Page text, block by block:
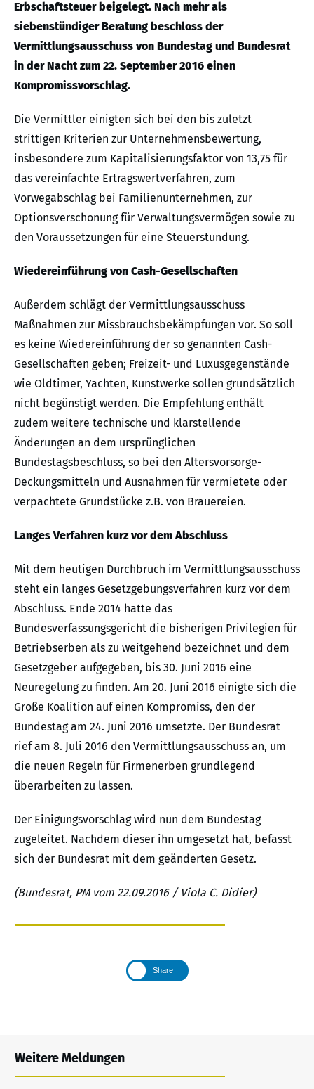
Erbschaftsteuer beigelegt. Nach mehr als
siebenstündiger Beratung beschloss der
Vermittlungsausschuss von Bundestag und Bundesrat
in der Nacht zum 22. September 2016 einen
Kompromissvorschlag.
Die Vermittler einigten sich bei den bis zuletzt
strittigen Kriterien zur Unternehmensbewertung,
insbesondere zum Kapitalisierungsfaktor von 13,75 für
das vereinfachte Ertragswertverfahren, zum
Vorwegabschlag bei Familienunternehmen, zur
Optionsverschonung für Verwaltungsvermögen sowie zu
den Voraussetzungen für eine Steuerstundung.
Wiedereinführung von Cash-Gesellschaften
Außerdem schlägt der Vermittlungsausschuss
Maßnahmen zur Missbrauchsbekämpfungen vor. So soll
es keine Wiedereinführung der so genannten Cash-
Gesellschaften geben; Freizeit- und Luxusgegenstände
wie Oldtimer, Yachten, Kunstwerke sollen grundsätzlich
nicht begünstigt werden. Die Empfehlung enthält
zudem weitere technische und klarstellende
Änderungen an dem ursprünglichen
Bundestagsbeschluss, so bei den Altersvorsorge-
Deckungsmitteln und Ausnahmen für vermietete oder
verpachtete Grundstücke z.B. von Brauereien.
Langes Verfahren kurz vor dem Abschluss
Mit dem heutigen Durchbruch im Vermittlungsausschuss
steht ein langes Gesetzgebungsverfahren kurz vor dem
Abschluss. Ende 2014 hatte das
Bundesverfassungsgericht die bisherigen Privilegien für
Betriebserben als zu weitgehend bezeichnet und dem
Gesetzgeber aufgegeben, bis 30. Juni 2016 eine
Neuregelung zu finden. Am 20. Juni 2016 einigte sich die
Große Koalition auf einen Kompromiss, den der
Bundestag am 24. Juni 2016 umsetzte. Der Bundesrat
rief am 8. Juli 2016 den Vermittlungsausschuss an, um
die neuen Regeln für Firmenerben grundlegend
überarbeiten zu lassen.
Der Einigungsvorschlag wird nun dem Bundestag
zugeleitet. Nachdem dieser ihn umgesetzt hat, befasst
sich der Bundesrat mit dem geänderten Gesetz.
(Bundesrat, PM vom 22.09.2016 / Viola C. Didier)
Share
Weitere Meldungen